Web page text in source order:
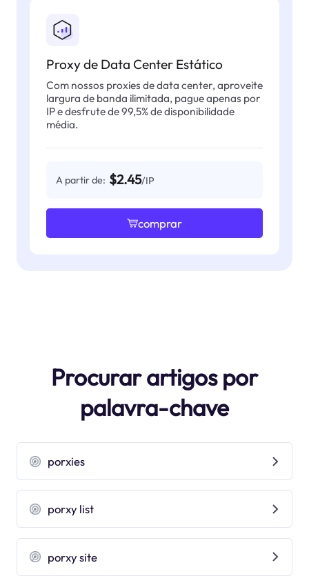
Proxy de Data Center Estático
Com nossos proxies de data center, aproveite
largura de banda ilimitada, pague apenas por
IP e desfrute de 99,5% de disponibilidade
média.
A partir de: $2.45/IP
comprar
Procurar artigos por
palavra-chave
porxies
porxy list
porxy site